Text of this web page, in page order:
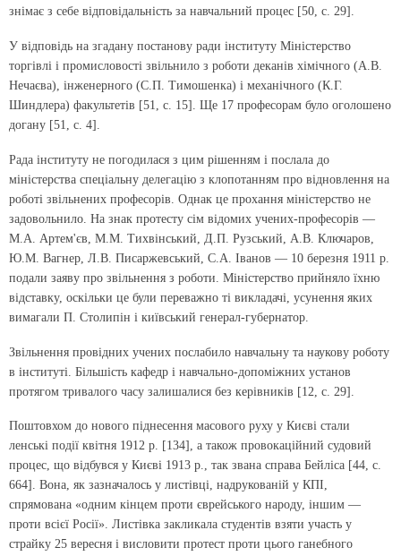
знімає з себе відповідальність за навчальний процес [50, с. 29].
У відповідь на згадану постанову ради інституту Міністерство
торгівлі і промисловості звільнило з роботи деканів хімічного (А.В.
Нечаєва), інженерного (С.П. Тимошенка) і механічного (К.Г.
Шиндлера) факультетів [51, с. 15]. Ще 17 професорам було оголошено
догану [51, с. 4].
Рада інституту не погодилася з цим рішенням і послала до
міністерства спеціальну делегацію з клопотанням про відновлення на
роботі звільнених професорів. Однак це прохання міністерство не
задовольнило. На знак протесту сім відомих учених-професорів —
М.А. Артем'єв, М.М. Тихвінський, Д.П. Рузський, А.В. Ключаров,
Ю.М. Вагнер, Л.В. Писаржевський, С.А. Іванов — 10 березня 1911 р.
подали заяву про звільнення з роботи. Міністерство прийняло їхню
відставку, оскільки це були переважно ті викладачі, усунення яких
вимагали П. Столипін і київський генерал-губернатор.
Звільнення провідних учених послабило навчальну та наукову роботу
в інституті. Більшість кафедр і навчально-допоміжних установ
протягом тривалого часу залишалися без керівників [12, с. 29].
Поштовхом до нового піднесення масового руху у Києві стали
ленські події квітня 1912 р. [134], а також провокаційний судовий
процес, що відбувся у Києві 1913 р., так звана справа Бейліса [44, с.
664]. Вона, як зазначалось у листівці, надрукованій у КПІ,
спрямована «одним кінцем проти єврейського народу, іншим —
проти всієї Росії». Листівка закликала студентів взяти участь у
страйку 25 вересня і висловити протест проти цього ганебного